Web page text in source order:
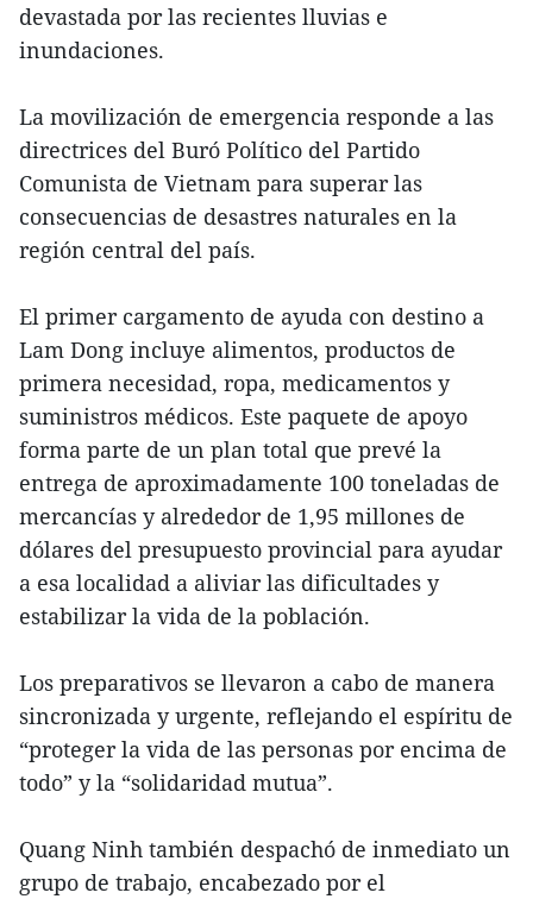
devastada por las recientes lluvias e
inundaciones.
La movilización de emergencia responde a las
directrices del Buró Político del Partido
Comunista de Vietnam para superar las
consecuencias de desastres naturales en la
región central del país.
El primer cargamento de ayuda con destino a
Lam Dong incluye alimentos, productos de
primera necesidad, ropa, medicamentos y
suministros médicos. Este paquete de apoyo
forma parte de un plan total que prevé la
entrega de aproximadamente 100 toneladas de
mercancías y alrededor de 1,95 millones de
dólares del presupuesto provincial para ayudar
a esa localidad a aliviar las dificultades y
estabilizar la vida de la población.
Los preparativos se llevaron a cabo de manera
sincronizada y urgente, reflejando el espíritu de
“proteger la vida de las personas por encima de
todo” y la “solidaridad mutua”.
Quang Ninh también despachó de inmediato un
grupo de trabajo, encabezado por el